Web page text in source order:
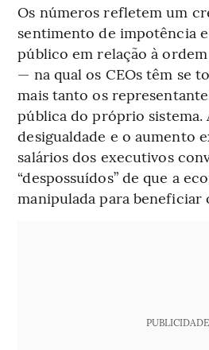
Os números refletem um
sentimento de impotência
público em relação à
— na qual os CEOs têm se
mais tanto os
pública do próprio sistema.
desigualdade e o aumento
salários dos executivos
“despossuídos” de que a
manipulada para beneficiar
PUBLICIDADE